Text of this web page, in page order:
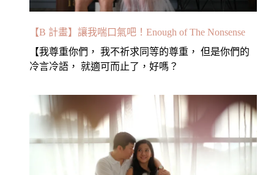
【B 計畫】讓我喘口氣吧！Enough of The Nonsense
【我尊重你們， 我不祈求同等的尊重， 但是你們的
冷言冷語， 就適可而止了，好嗎？